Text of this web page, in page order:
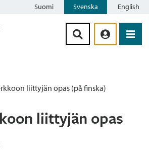
Suomi Svenska English
liittyjän opas (på finska)
liittyjän opas